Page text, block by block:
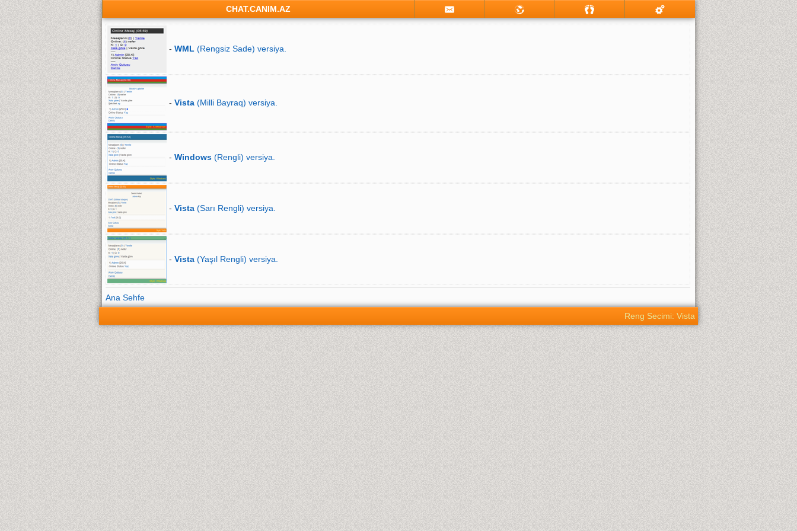
CHAT.CANIM.AZ
- WML (Rengsiz Sade) versiya.
- Vista (Milli Bayraq) versiya.
- Windows (Rengli) versiya.
- Vista (Sarı Rengli) versiya.
- Vista (Yaşıl Rengli) versiya.
Ana Sehfe
Reng Secimi: Vista